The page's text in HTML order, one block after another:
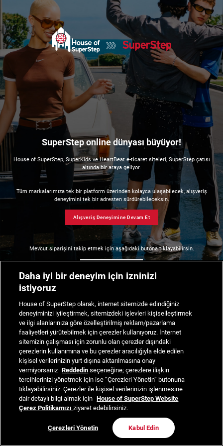
SuperStep online dünyası büyüyor!
House of SuperStep, SuperKids ve HeartBeat e-ticaret siteleri, SuperStep çatısı
altında bir araya geliyor.
Tüm markalarımıza tek bir platform üzerinden kolayca ulaşabilecek, alışveriş
deneyimini tek bir adresten sürdürebileceksin.
Alışveriş Deneyimine Devam Et
Mevcut siparişini takip etmek için aşağıdaki butona tıklayabilirsin.
Daha iyi bir deneyim için izninizi
istiyoruz
House of SuperStep olarak, internet sitemizde edindiğiniz
deneyiminizi iyileştirmek, sitemizdeki işlevleri kişiselleştirmek
ve ilgi alanlarınıza göre özelleştirilmiş reklam/pazarlama
faaliyetleri yürütebilmek için çerezler kullanıyoruz. İnternet
sitemizin çalışması için zorunlu olan çerezler dışındaki
çerezlerin kullanımına ve bu çerezler aracılığıyla elde edilen
kişisel verilerinizin yurt dışına aktarılmasına onay
vermiyorsanız Reddedin seçeneğine; çerezlere ilişkin
tercihlerinizi yönetmek için ise “Çerezleri Yönetin” butonuna
tıklayabilirsiniz. Çerezler ile kişisel verilerinizin işlenmesine
dair detaylı bilgi almak için House of SuperStep Website
Çerez Politikamızıziyaret edebilirsiniz.
Çerezleri Yönetin Kabul Edin